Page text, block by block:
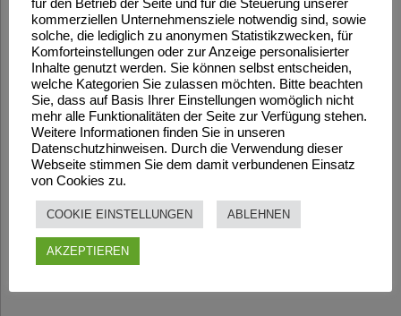
für den Betrieb der Seite und für die Steuerung unserer
kommerziellen Unternehmensziele notwendig sind, sowie
solche, die lediglich zu anonymen Statistikzwecken, für
Komforteinstellungen oder zur Anzeige personalisierter
Inhalte genutzt werden. Sie können selbst entscheiden,
welche Kategorien Sie zulassen möchten. Bitte beachten
Sie, dass auf Basis Ihrer Einstellungen womöglich nicht
mehr alle Funktionalitäten der Seite zur Verfügung stehen.
Weitere Informationen finden Sie in unseren
Datenschutzhinweisen. Durch die Verwendung dieser
Webseite stimmen Sie dem damit verbundenen Einsatz
von Cookies zu.
COOKIE EINSTELLUNGEN ABLEHNEN
AKZEPTIEREN